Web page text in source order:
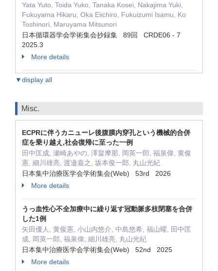
Yata Yuto, Toida Yuko, Tanaka Kosei, Nakajima Yuki,
Fukuyama Hikaru, Oka Eiichiro, Fukuizumi Isamu, Ko
Toshinori, Maruyama Mitsunori
日本循環器学会学術集会抄録集 89回 CRDE06 - 7
2025.3
More details
▼display all
Misc.
ECPRに伴うカニューレ後腹膜内穿孔という機械的合併
症を乗り越え,社会復帰に至った一例
田中匡成, 瀬崎あやの, 澤畠摩那, 岡英一郎, 福泉偉, 黄俊
憲, 細川雄亮, 渡邉嘉之, 坂本俊一郎, 丸山光紀
日本集中治療医学会学術集会(Web) 53rd 2026
More details
うっ血性心不全加療中に繰り返す冠動脈多枝閉塞を合併
した1例
矢田優人, 黄俊憲, 小山内悠介, 中島悠希, 福山曜, 田中匡
成, 岡英一郎, 福泉偉, 細川雄亮, 丸山光紀
日本集中治療医学会学術集会(Web) 52nd 2025
More details